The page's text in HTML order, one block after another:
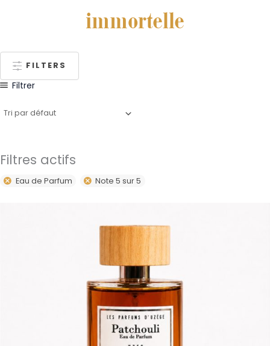
immortelle
FILTERS
Filtrer
Filtres actifs
Eau de Parfum Note 5 sur 5
a
plusieurs
variations.
Les
options
peuvent
être
choisies
sur
la